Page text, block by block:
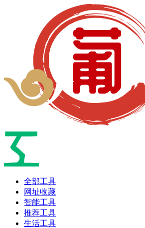
全部工具
网址收藏
智能工具
推荐工具
生活工具